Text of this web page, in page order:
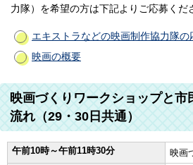
力隊）を希望の方は下記よりご応募くだ
エキストラなどの映画制作協力隊の
映画の概要
映画づくりワークショップと
流れ（29・30日共通）
午前10時～午前11時30分
映画